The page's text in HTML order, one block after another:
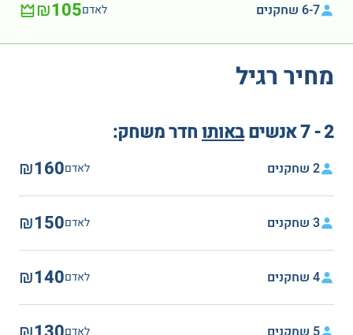
6-7 שחקנים לאדם₪105
מחיר רגיל
2 - 7 אנשים באותו חדר משחק:
2 שחקנים לאדם₪160
3 שחקנים לאדם₪150
4 שחקנים לאדם₪140
לאדם